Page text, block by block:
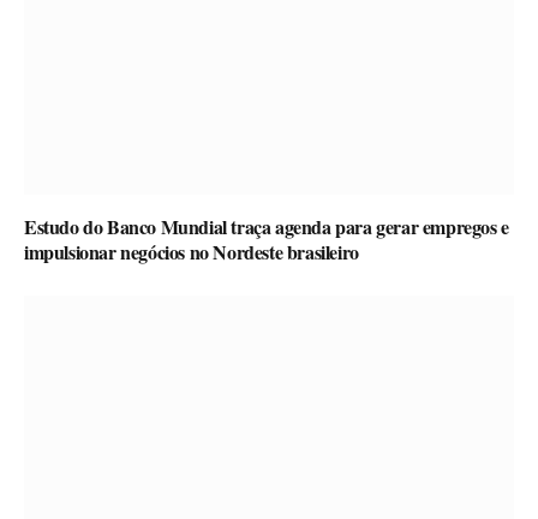
Estudo do Banco Mundial traça agenda para gerar empregos e
impulsionar negócios no Nordeste brasileiro